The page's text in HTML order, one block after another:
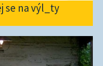
se na výl_ty